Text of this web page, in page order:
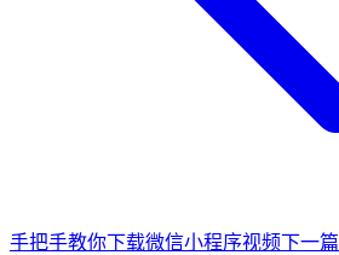
手把手教你下载微信小程序视频下一篇